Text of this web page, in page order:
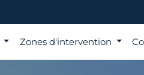
Zones d'intervention